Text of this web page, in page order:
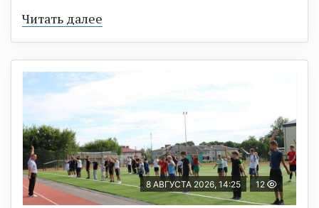
Читать далее
8 АВГУСТА 2026, 14:25 12